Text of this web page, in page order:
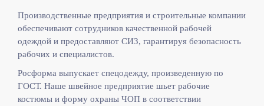
Производственные предприятия и строительные компании
обеспечивают сотрудников качественной рабочей
одеждой и предоставляют СИЗ, гарантируя безопасность
рабочих и специалистов.
Росформа выпускает спецодежду, произведенную по
ГОСТ. Наше швейное предприятие шьет рабочие
костюмы и форму охраны ЧОП в соответствии